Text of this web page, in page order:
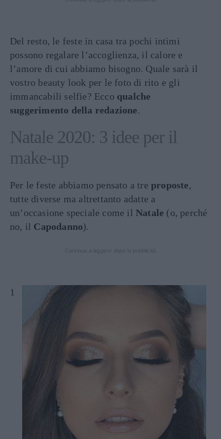
Del resto, le feste in casa tra pochi intimi
possono regalare l’accoglienza, il calore e
l’amore di cui abbiamo bisogno. Quale sarà il
vostro beauty look per le foto di rito e gli
immancabili selfie? Ecco qualche
suggerimento della redazione.
Natale 2020: 3 idee per il
make-up
Per le feste abbiamo pensato a tre proposte,
tutte diverse ma altrettanto adatte a
un’occasione speciale come il Natale (o, perché
no, il Capodanno).